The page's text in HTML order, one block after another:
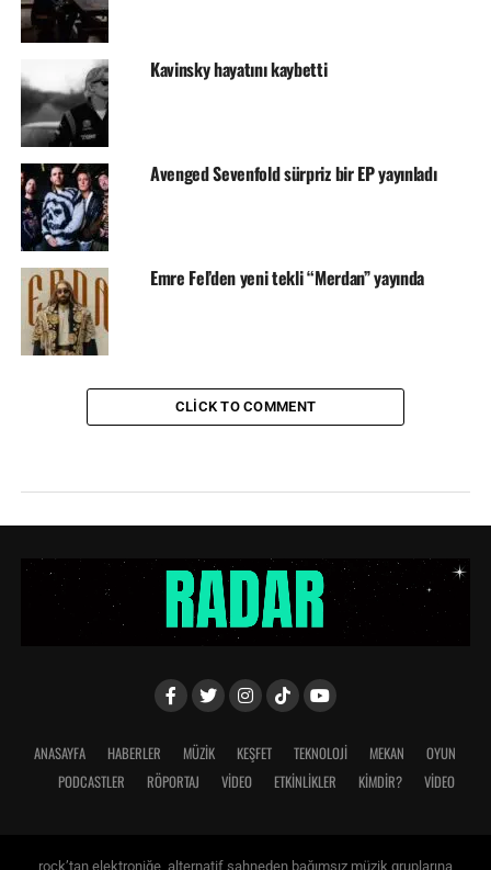
Kavinsky hayatını kaybetti
Avenged Sevenfold sürpriz bir EP yayınladı
Emre Fel’den yeni tekli “Merdan” yayında
CLICK TO COMMENT
ANASAYFA HABERLER MÜZİK KEŞFET TEKNOLOJİ MEKAN
OYUN
PODCASTLER
RÖPORTAJ VİDEO ETKİNLİKLER KİMDİR? VIDEO
rock’tan elektroniğe, alternatif sahneden bağımsız müzik gruplarına